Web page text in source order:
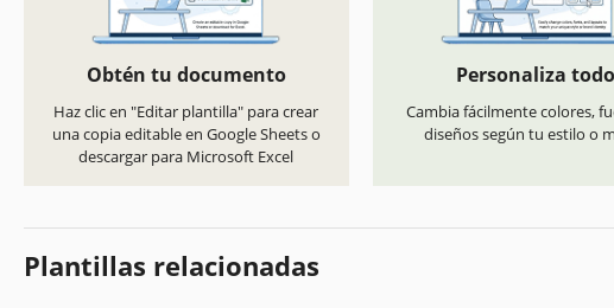
Obtén tu documento
Haz clic en "Editar plantilla" para crear
una copia editable en Google Sheets o
descargar para Microsoft Excel
Personaliza todo
Cambia fácilmente colores,
diseños según tu estilo o
Plantillas relacionadas